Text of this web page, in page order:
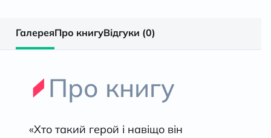
ГалереяПро книгуВідгуки (0)
Про книгу
«Хто такий герой і навіщо він